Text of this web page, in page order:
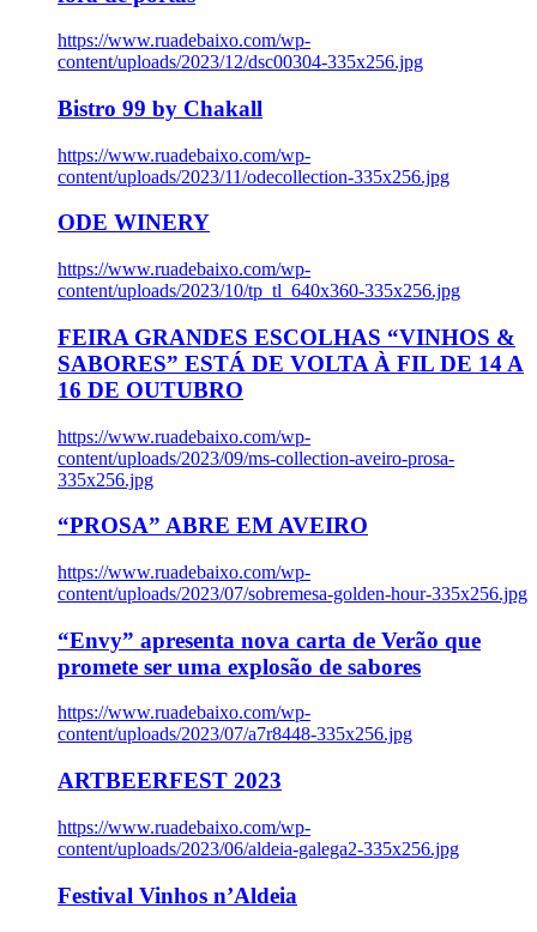
https://www.ruadebaixo.com/wp-
content/uploads/2023/12/dsc00304-335x256.jpg
Bistro 99 by Chakall
https://www.ruadebaixo.com/wp-
content/uploads/2023/11/odecollection-335x256.jpg
ODE WINERY
https://www.ruadebaixo.com/wp-
content/uploads/2023/10/tp_tl_640x360-335x256.jpg
FEIRA GRANDES ESCOLHAS “VINHOS &
SABORES” ESTÁ DE VOLTA À FIL DE 14 A
16 DE OUTUBRO
https://www.ruadebaixo.com/wp-
content/uploads/2023/09/ms-collection-aveiro-prosa-
335x256.jpg
“PROSA” ABRE EM AVEIRO
https://www.ruadebaixo.com/wp-
content/uploads/2023/07/sobremesa-golden-hour-335x256.jpg
“Envy” apresenta nova carta de Verão que
promete ser uma explosão de sabores
https://www.ruadebaixo.com/wp-
content/uploads/2023/07/a7r8448-335x256.jpg
ARTBEERFEST 2023
https://www.ruadebaixo.com/wp-
content/uploads/2023/06/aldeia-galega2-335x256.jpg
Festival Vinhos n’Aldeia